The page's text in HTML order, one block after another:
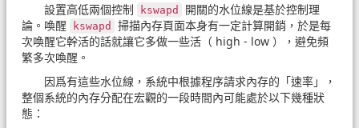
設置高低兩個控制
kswapd
開關的水位線是基於控制理
論。喚醒
kswapd
掃描內存頁面本身有一定計算開銷，於是每
次喚醒它幹活的話就讓它多做一些活（ high - low ），避免頻
繁多次喚醒。
因爲有這些水位線，系統中根據程序請求內存的「速率」，
整個系統的內存分配在宏觀的一段時間內可能處於以下幾種狀
態：